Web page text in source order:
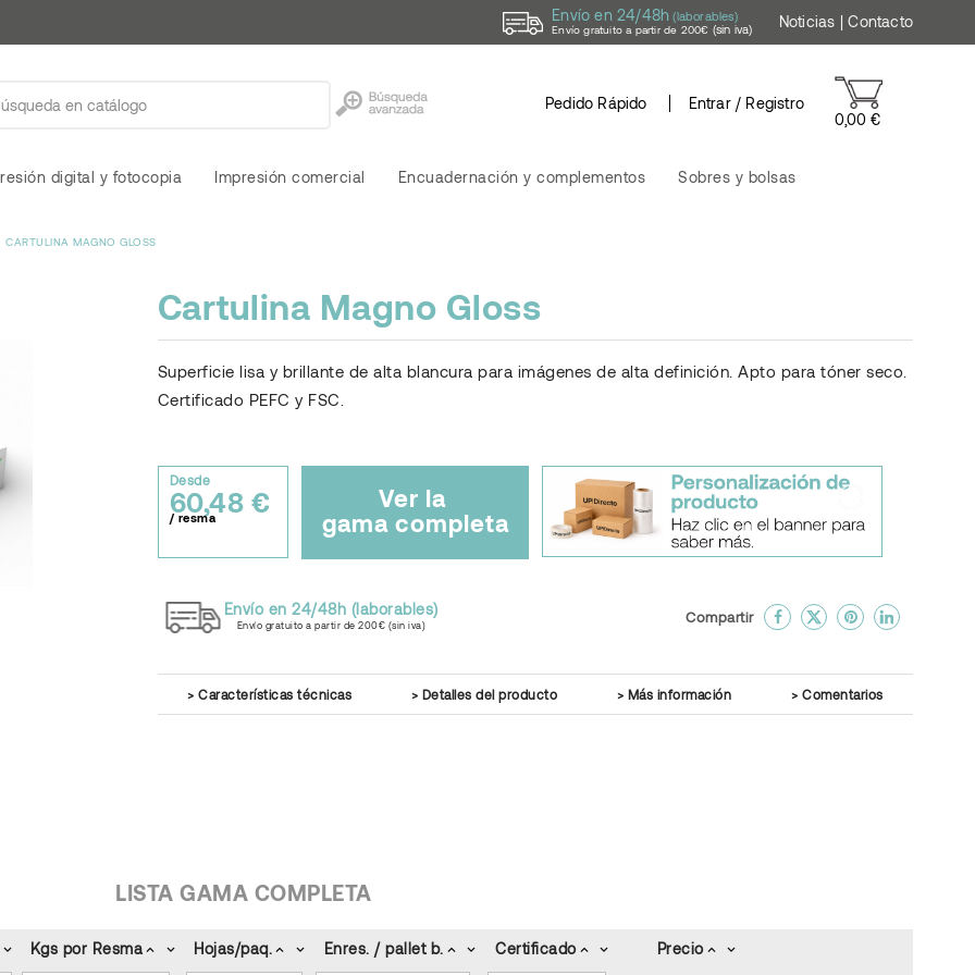
Envío en 24/48h (laborables)
Envío gratuito a partir de 200€ (sin iva) Noticias |Contacto
0,00 €
Entrar / Registro
Pedido Rápido
digital y fotocopia Impresión comercial Encuadernación y complementos Sobres y bolsas
CARTULINA MAGNO GLOSS
Cartulina Magno Gloss
Superficie lisa y brillante de alta blancura para imágenes de alta definición. Apto para tóner seco.
Certificado PEFC y FSC.
Desde
60,48 €
/ resma
Ver la
gama completa
Envío en 24/48h (laborables)
Envío gratuito a partir de 200€ (sin iva) Compartir
Características técnicas Detalles del producto Más información Comentarios
LISTA GAMA COMPLETA
keyboard_arrow_down Kgs por Resma keyboard_arrow_up keyboard_arrow_down Hojas/paq. keyboard_arrow_up keyboard_arrow_down Enres. / pallet b. keyboard_arrow_up keyboard_arrow_down Certificadokeyboard_arrow_up keyboard_arrow_down Preciokeyboard_arrow_up keyboard_arrow_down